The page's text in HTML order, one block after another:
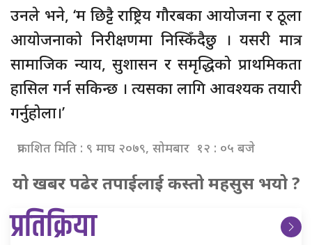
उनले भने, ‘म छिट्टै राष्ट्रिय गौरबका आयोजना र ठूला
आयोजनाको निरीक्षणमा निस्किँदैछु । यसरी मात्र
सामाजिक न्याय, सुशासन र समृद्धिको प्राथमिकता
हासिल गर्न सकिन्छ । त्यसका लागि आवश्यक तयारी
गर्नुहोला।’
प्रकाशित मिति : ९ माघ २०७९, सोमबार १२ : ०५ बजे
यो खबर पढेर तपाईलाई कस्तो महसुस भयो ?
प्रतिक्रिया